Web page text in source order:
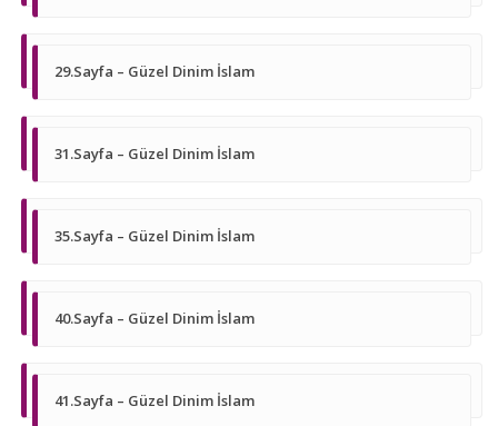
29.Sayfa – Güzel Dinim İslam
31.Sayfa – Güzel Dinim İslam
35.Sayfa – Güzel Dinim İslam
40.Sayfa – Güzel Dinim İslam
41.Sayfa – Güzel Dinim İslam